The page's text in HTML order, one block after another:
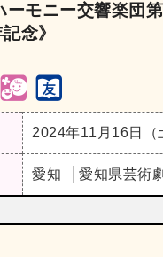
ーモニー交響楽団
念》
2024年11月16日（
愛知 愛知県芸術